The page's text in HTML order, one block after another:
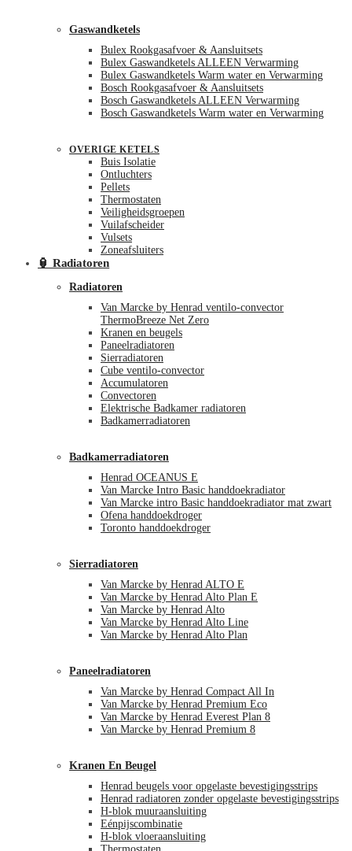
Gaswandketels
Bulex Rookgasafvoer & Aansluitsets
Bulex Gaswandketels ALLEEN Verwarming
Bulex Gaswandketels Warm water en Verwarming
Bosch Rookgasafvoer & Aansluitsets
Bosch Gaswandketels ALLEEN Verwarming
Bosch Gaswandketels Warm water en Verwarming
OVERIGE KETELS
Buis Isolatie
Ontluchters
Pellets
Thermostaten
Veiligheidsgroepen
Vuilafscheider
Vulsets
Zoneafsluiters
🏮 Radiatoren
Radiatoren
Van Marcke by Henrad ventilo-convector
ThermoBreeze Net Zero
Kranen en beugels
Paneelradiatoren
Sierradiatoren
Cube ventilo-convector
Accumulatoren
Convectoren
Elektrische Badkamer radiatoren
Badkamerradiatoren
Badkamerradiatoren
Henrad OCEANUS E
Van Marcke Intro Basic handdoekradiator
Van Marcke intro Basic handdoekradiator mat zwart
Ofena handdoekdroger
Toronto handdoekdroger
Sierradiatoren
Van Marcke by Henrad ALTO E
Van Marcke by Henrad Alto Plan E
Van Marcke by Henrad Alto
Van Marcke by Henrad Alto Line
Van Marcke by Henrad Alto Plan
Paneelradiatoren
Van Marcke by Henrad Compact All In
Van Marcke by Henrad Premium Eco
Van Marcke by Henrad Everest Plan 8
Van Marcke by Henrad Premium 8
Kranen En Beugel
Henrad beugels voor opgelaste bevestigingsstrips
Henrad radiatoren zonder opgelaste bevestigingsstrips
H-blok muuraansluiting
Eénpijscombinatie
H-blok vloeraansluiting